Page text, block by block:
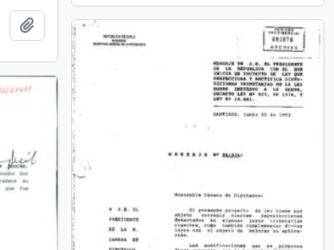
Añadir al portapapeles